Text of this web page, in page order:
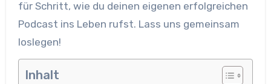
für Schritt, wie du deinen eigenen erfolgreichen
Podcast ins Leben rufst. Lass uns gemeinsam
loslegen!
Inhalt